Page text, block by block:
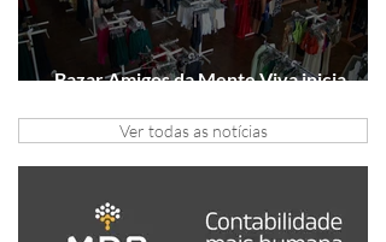
Bazar Amigos da Mente Viva inicia
Ver todas as notícias